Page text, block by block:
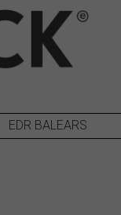
EDR BALEARS